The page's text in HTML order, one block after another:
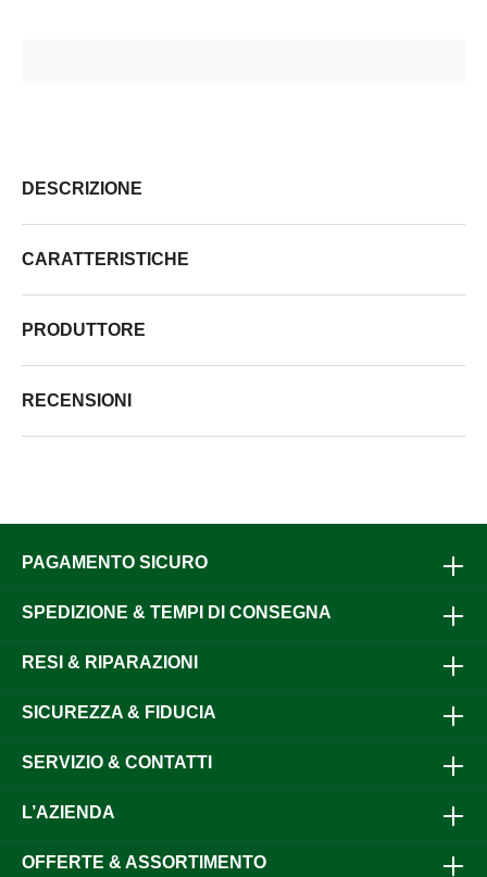
DESCRIZIONE
CARATTERISTICHE
PRODUTTORE
RECENSIONI
PAGAMENTO SICURO
SPEDIZIONE & TEMPI DI CONSEGNA
RESI & RIPARAZIONI
SICUREZZA & FIDUCIA
SERVIZIO & CONTATTI
L’AZIENDA
OFFERTE & ASSORTIMENTO